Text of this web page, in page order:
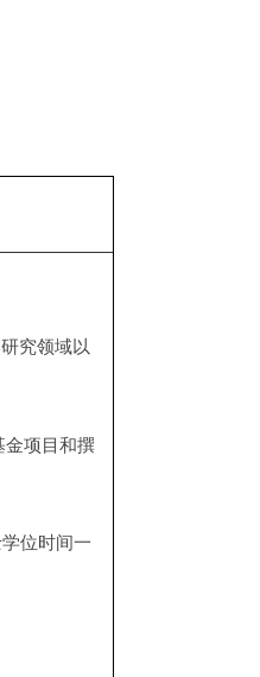
究领域以
金项目和撰
位时间一